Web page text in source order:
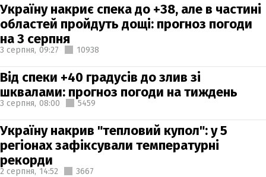
Україну накриє спека до +38, але в частині
областей пройдуть дощі: прогноз погоди
на 3 серпня
3 серпня, 09:27 10938
Від спеки +40 градусів до злив зі
шквалами: прогноз погоди на тиждень
3 серпня, 08:00 5459
Україну накрив "тепловий купол": у 5
регіонах зафіксували температурні
рекорди
2 серпня, 14:52 3667